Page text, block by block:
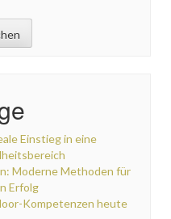
Einstieg in eine
Moderne Methoden für
Erfolg
Kompetenzen heute